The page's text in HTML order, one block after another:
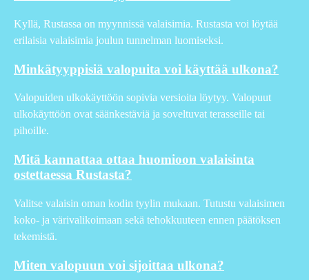
Kyllä, Rustassa on myynnissä valaisimia. Rustasta voi löytää
erilaisia valaisimia joulun tunnelman luomiseksi.
Minkätyyppisiä valopuita voi käyttää ulkona?
Valopuiden ulkokäyttöön sopivia versioita löytyy. Valopuut
ulkokäyttöön ovat säänkestäviä ja soveltuvat terasseille tai
pihoille.
Mitä kannattaa ottaa huomioon valaisinta
ostettaessa Rustasta?
Valitse valaisin oman kodin tyylin mukaan. Tutustu valaisimen
koko- ja värivalikoimaan sekä tehokkuuteen ennen päätöksen
tekemistä.
Miten valopuun voi sijoittaa ulkona?